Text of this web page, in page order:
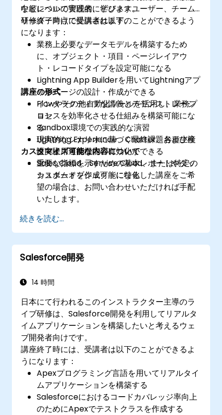
などについて実践的に学びます。
中級レベルの管理者、ビジネスユーザー、チーム
リーダー向けに提供されます。
研修終了時点で受講者は以下のことができるよう
になります：
業務上必要なデータモデルを構築するため
に、オブジェクト・項目・ページレイアウ
ト・レコードタイプを設定可能になる
Lightning App Builderを用いてLightningアプ
リやページの設計・作成ができる
Flowやその他自動化ツールを活用し、業務プ
ロセスを効率化させる仕組みを構築可能にな
る
Lightning Experience、Chatter、各種生産
性向上用連携機能の有効化ができる
重要な指標を示すための基本レポートやダッ
シュボードを作成可能になる
講座の形式
インタラクティブな講義とデモンストレーシ
ョン
Sandbox環境での実践的な演習
現実的なシナリオに基づく最終課題および検
証実験
カスタマイズ可能な内容について
Sales Cloud、Service Cloud、または特定の
カスタムオブジェクトに特化した講座をご希
望の場合は、お問い合わせいただければ手配
いたします。
続きを読む...
Salesforce開発
14 時間
日本にて行われるこのインストラクター主導のラ
イブ研修は、Salesforce開発を利用してリアルタ
イムアプリケーションを構築したいと考えるウェ
ブ開発者向けです。
講座終了時には、受講者は以下のことができるよ
うになります：
Apexプログラミング言語を用いてリアルタイ
ムアプリケーションを構築する
Salesforceにおけるコードカバレッジ率向上
のためにApexでテストクラスを作成する